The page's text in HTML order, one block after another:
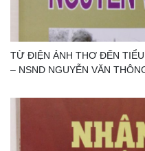
TỪ ĐIỆN ẢNH THƠ ĐẾN
– NSND NGUYỄN VĂN